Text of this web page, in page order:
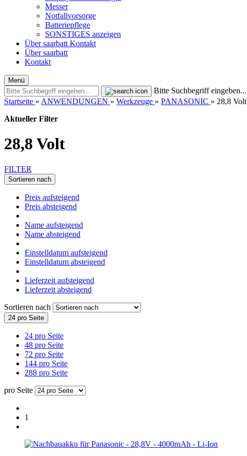
Messer
Notfallvorsorge
Batteriepflege
SONSTIGES anzeigen
Über saarbatt Kontakt
Über saarbatt
Kontakt
Menü
Bitte Suchbegriff eingeben...
Startseite » ANWENDUNGEN » Werkzeuge » PANASONIC » 28,8 Volt
Aktueller Filter
28,8 Volt
FILTER
Sortieren nach
Preis aufsteigend
Preis absteigend
Name aufsteigend
Name absteigend
Einstelldatum aufsteigend
Einstelldatum absteigend
Lieferzeit aufsteigend
Lieferzeit absteigend
Sortieren nach
24 pro Seite
24 pro Seite
48 pro Seite
72 pro Seite
144 pro Seite
288 pro Seite
pro Seite
1